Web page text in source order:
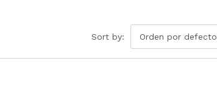
Sort by: Orden por defecto